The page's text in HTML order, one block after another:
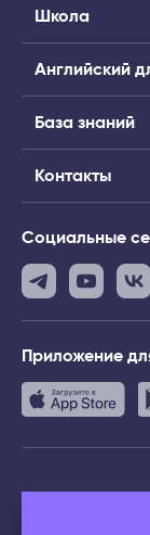
Школа
Английский
База знаний
Контакты
Социальные
Приложение